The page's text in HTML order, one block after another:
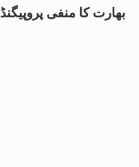
بھارت کا منفی پروپیگنڈا